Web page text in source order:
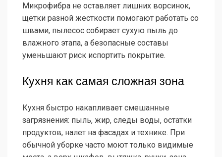
Микрофибра не оставляет лишних ворсинок,
щетки разной жесткости помогают работать со
швами, пылесос собирает сухую пыль до
влажного этапа, а безопасные составы
уменьшают риск испортить покрытие.
Кухня как самая сложная зона
Кухня быстро накапливает смешанные
загрязнения: пыль, жир, следы воды, остатки
продуктов, налет на фасадах и технике. При
обычной уборке часто моют только видимые